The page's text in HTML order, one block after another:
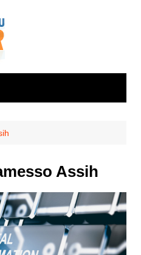
Assih